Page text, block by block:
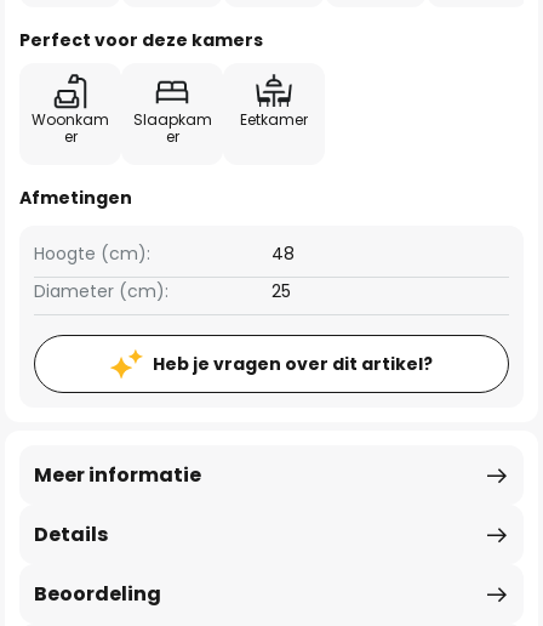
Perfect voor deze kamers
Woonkam
er
Slaapkam
er
Eetkamer
Afmetingen
Hoogte (cm):
48
Diameter (cm):
25
Heb je vragen over dit artikel?
Details
Meer informatie
Beoordeling